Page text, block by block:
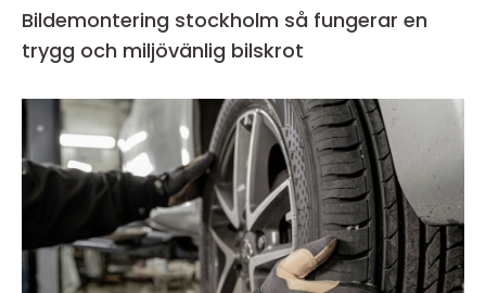
Bildemontering stockholm så fungerar en
trygg och miljövänlig bilskrot